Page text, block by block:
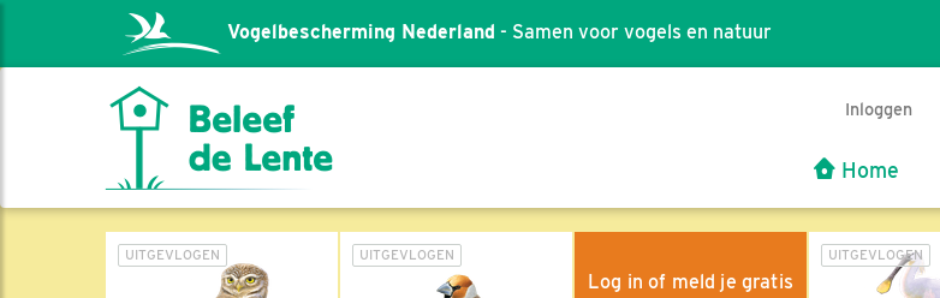
Vogelbescherming Nederland - Samen voor vogels en natuur
Inloggen
Home
UITGEVLOGEN UITGEVLOGEN
Log in of meld je gratis
UITGEVLOGEN